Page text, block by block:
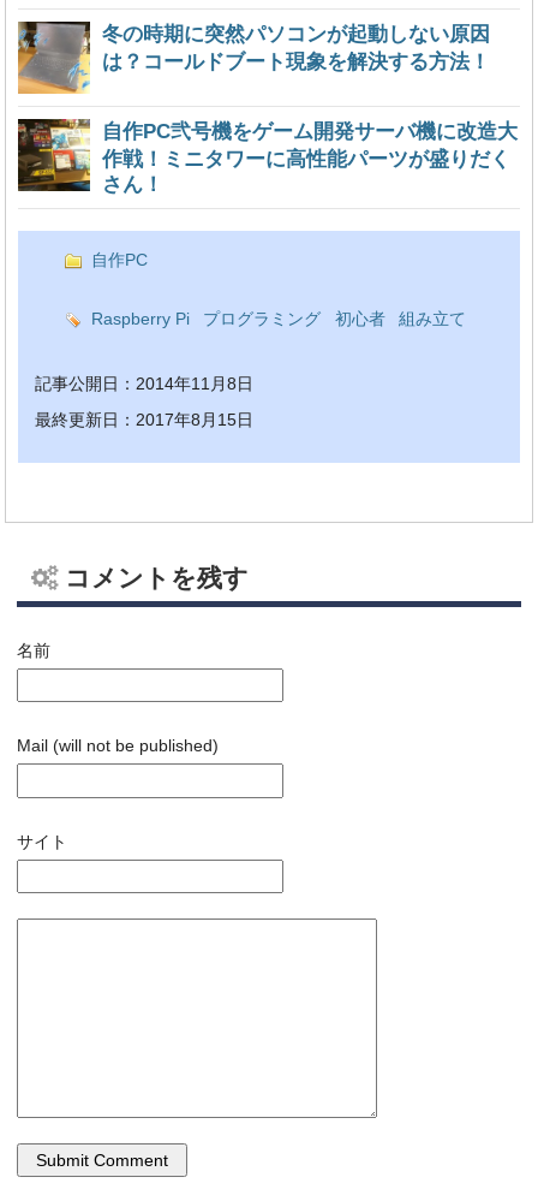
冬の時期に突然パソコンが起動しない原因
は？コールドブート現象を解決する方法！
自作PC弐号機をゲーム開発サーバ機に改造大
作戦！ミニタワーに高性能パーツが盛りだく
さん！
自作PC
Raspberry Pi プログラミング 初心者 組み立て
記事公開日：2014年11月8日
最終更新日：2017年8月15日
コメントを残す
名前
Mail (will not be published)
サイト